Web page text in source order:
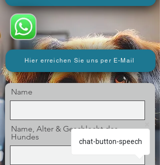
Hier erreichen Sie uns per E-Mail
Name
Name, Alter & Geschlecht des
Hundes
chat-button-speech